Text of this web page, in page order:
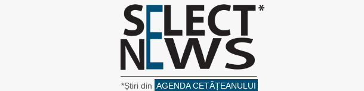
*Știri din AGENDA CETĂȚEANULUI